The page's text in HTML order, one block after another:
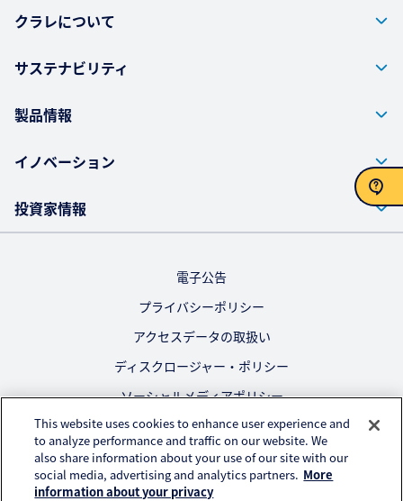
お問い合わせ
クラレについて
サステナビリティ
製品情報
イノベーション
投資家情報
電子公告
プライバシーポリシー
アクセスデータの取扱い
ディスクロージャー・ポリシー
ソーシャルメディアポリシー
ご利用にあたって
公式SNS
This website uses cookies to enhance user experience and
to analyze performance and traffic on our website. We
also share information about your use of our site with our
social media, advertising and analytics partners. More
information about your privacy